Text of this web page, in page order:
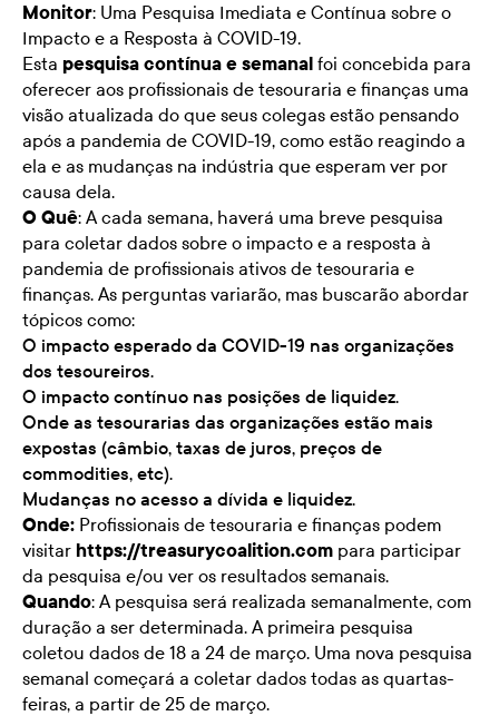
Monitor: Uma Pesquisa Imediata e Contínua sobre o
Impacto e a Resposta à COVID-19.
Esta pesquisa contínua e semanal foi concebida para
oferecer aos profissionais de tesouraria e finanças uma
visão atualizada do que seus colegas estão pensando
após a pandemia de COVID-19, como estão reagindo a
ela e as mudanças na indústria que esperam ver por
causa dela.
O Quê: A cada semana, haverá uma breve pesquisa
para coletar dados sobre o impacto e a resposta à
pandemia de profissionais ativos de tesouraria e
finanças. As perguntas variarão, mas buscarão abordar
tópicos como:
O impacto esperado da COVID-19 nas organizações
dos tesoureiros.
O impacto contínuo nas posições de liquidez.
Onde as tesourarias das organizações estão mais
expostas (câmbio, taxas de juros, preços de
commodities, etc).
Mudanças no acesso a dívida e liquidez.
Onde: Profissionais de tesouraria e finanças podem
visitar https://treasurycoalition.com para participar
da pesquisa e/ou ver os resultados semanais.
Quando: A pesquisa será realizada semanalmente, com
duração a ser determinada. A primeira pesquisa
coletou dados de 18 a 24 de março. Uma nova pesquisa
semanal começará a coletar dados todas as quartas-
feiras, a partir de 25 de março.